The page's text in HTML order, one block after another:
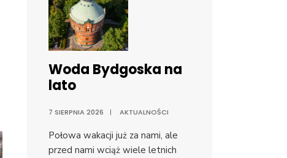
Woda Bydgoska na
lato
7 SIERPNIA 2026 | AKTUALNOŚCI
Połowa wakacji już za nami, ale
przed nami wciąż wiele letnich